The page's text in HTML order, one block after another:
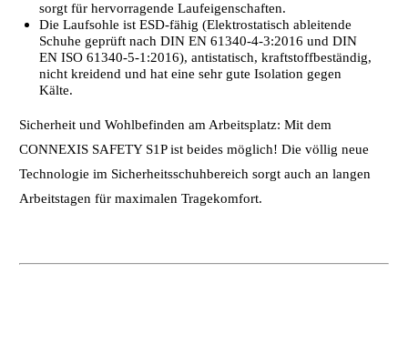
sorgt für hervorragende Laufeigenschaften.
Die Laufsohle ist ESD-fähig (Elektrostatisch ableitende
Schuhe geprüft nach DIN EN 61340-4-3:2016 und DIN
EN ISO 61340-5-1:2016), antistatisch, kraftstoffbeständig,
nicht kreidend und hat eine sehr gute Isolation gegen
Kälte.
Sicherheit und Wohlbefinden am Arbeitsplatz: Mit dem
CONNEXIS SAFETY S1P ist beides möglich! Die völlig neue
Technologie im Sicherheitsschuhbereich sorgt auch an langen
Arbeitstagen für maximalen Tragekomfort.